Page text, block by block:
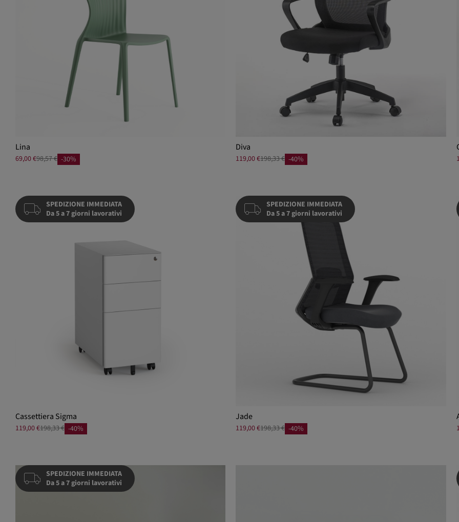
Lina
69,00 €98,57 € -30%
Diva
119,00 €198,33 € -40%
SPEDIZIONE IMMEDIATA
Da 5 a 7 giorni lavorativi
Cassettiera Sigma
119,00 €198,33 € -40%
SPEDIZIONE IMMEDIATA
Da 5 a 7 giorni lavorativi
Jade
119,00 €198,33 € -40%
SPEDIZIONE IMMEDIATA
Da 5 a 7 giorni lavorativi